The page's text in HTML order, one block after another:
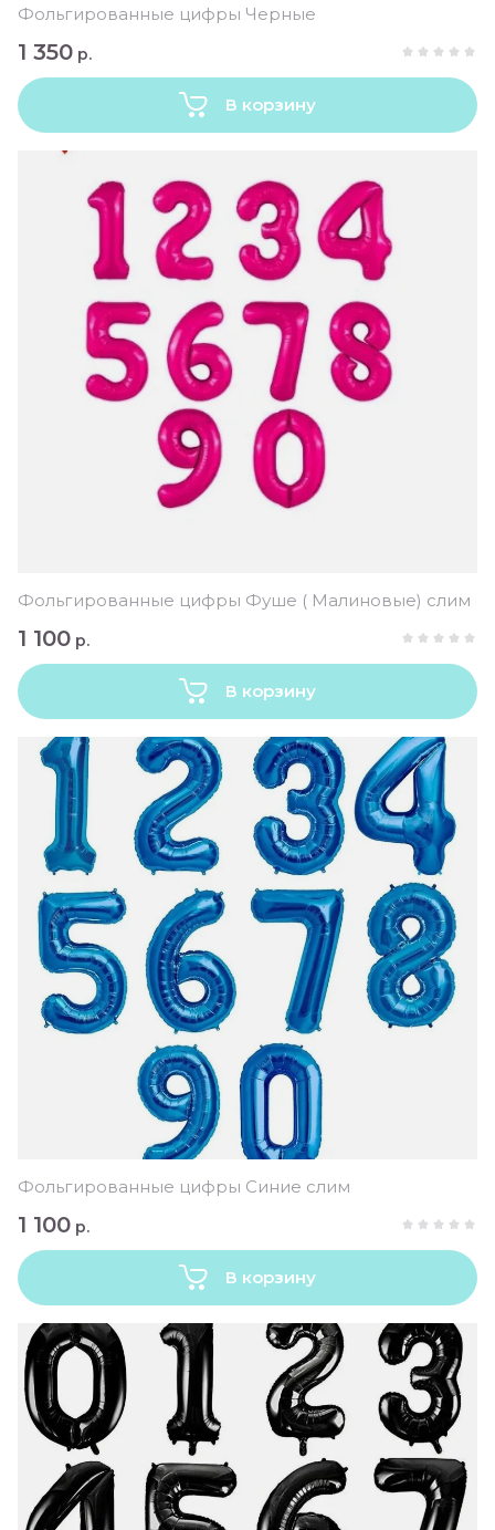
Фольгированные цифры Черные
1 350 р.
В корзину
Фольгированные цифры Фуше ( Малиновые) слим
1 100 р.
В корзину
Фольгированные цифры Синие слим
1 100 р.
В корзину